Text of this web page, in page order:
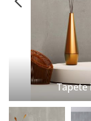
Tapete